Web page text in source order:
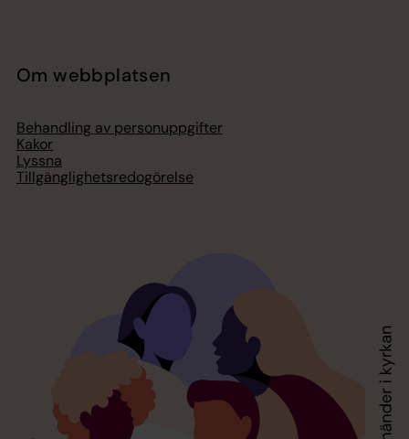
Om webbplatsen
Behandling av personuppgifter
Kakor
Lyssna
Tillgänglighetsredogörelse